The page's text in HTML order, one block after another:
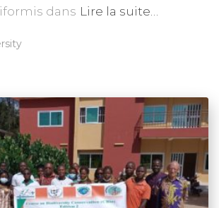
dans Lire la suite…